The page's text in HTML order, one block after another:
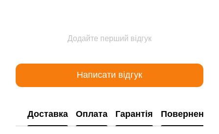
Додайте перший відгук
Написати відгук
Доставка Оплата Гарантія Повернення